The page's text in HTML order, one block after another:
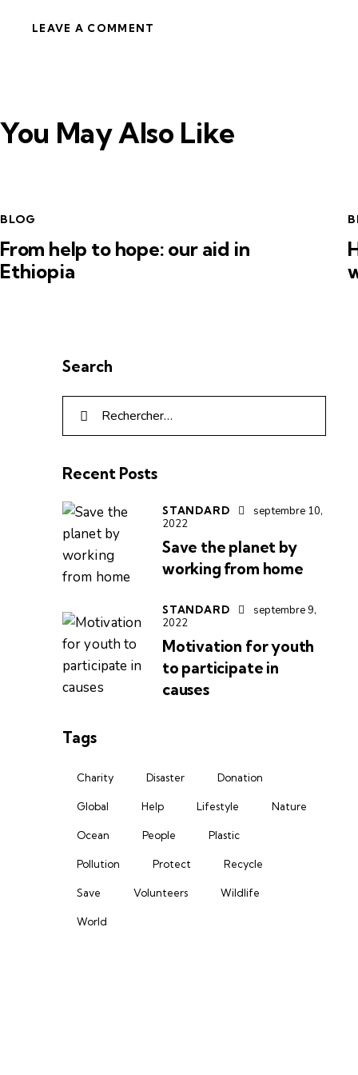
You May Also Like
BLOG
From help to hope: our aid in
Ethiopia
Search
Recent Posts
STANDARD
septembre 10,
2022
Save the planet by
working from home
STANDARD
septembre 9,
2022
Motivation for youth
to participate in
causes
Tags
Charity Disaster Donation
Global Help Lifestyle Nature
Ocean People Plastic
Pollution Protect Recycle
Save Volunteers Wildlife
World